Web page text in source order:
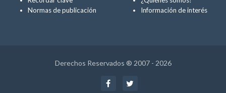
Normas de publicación
Información de interés
Derechos Reservados ® 2007 - 2026
Facebook